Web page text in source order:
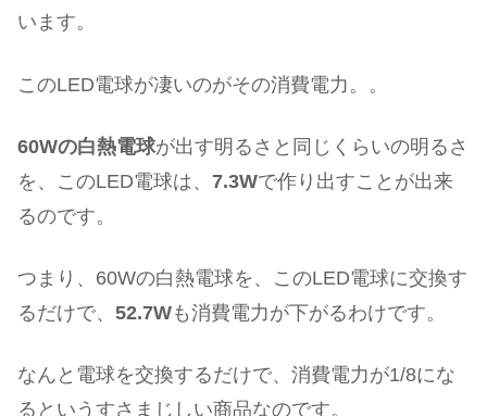
います。
このLED電球が凄いのがその消費電力。。
60Wの白熱電球が出す明るさと同じくらいの明るさ
を、このLED電球は、 7.3Wで作り出すことが出来
るのです。
つまり、60Wの白熱電球を、このLED電球に交換す
るだけで、 52.7Wも消費電力が下がるわけです。
なんと電球を交換するだけで、消費電力が1/8にな
るというすさまじしい商品なのです。